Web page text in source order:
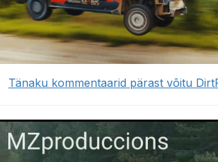
Tänaku kommentaarid pärast võitu